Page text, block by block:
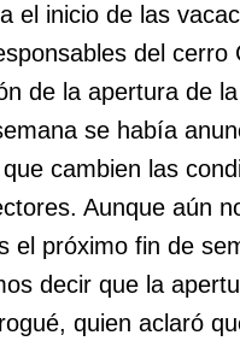
el inicio de las
del
de la apertura de
se había
cambien las
Aunque aún
el próximo fin de
decir que la
quien aclaró